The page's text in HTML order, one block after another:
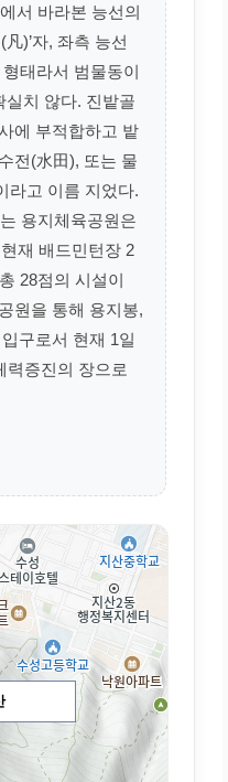
서 바라본 능선의
)’자, 좌측 능선
형태라서 범물동이
실치 않다. 진밭골
에 부적합하고 밭
전(水田), 또는 물
라고 이름 지었다.
용지체육공원은
재 배드민턴장 2
28점의 시설이
원을 통해 용지봉,
구로서 현재 1일
력증진의 장으로